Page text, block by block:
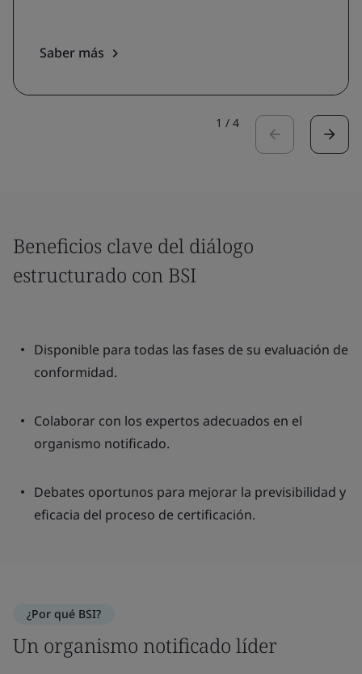
Saber más
1 / 4
Beneficios clave del diálogo
estructurado con BSI
Disponible para todas las fases de su evaluación de
conformidad.
Colaborar con los expertos adecuados en el
organismo notificado.
Debates oportunos para mejorar la previsibilidad y
eficacia del proceso de certificación.
¿Por qué BSI?
Un organismo notificado líder